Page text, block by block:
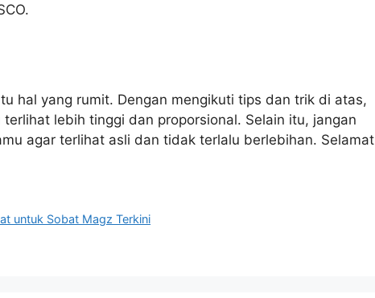
hal yang rumit. Dengan mengikuti tips dan trik di atas,
lebih tinggi dan proporsional. Selain itu, jangan
agar terlihat asli dan tidak terlalu berlebihan. Selamat
untuk Sobat Magz Terkini